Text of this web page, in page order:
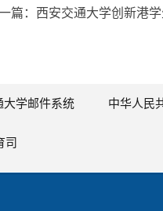
篇：西安交通大学创新港
大学邮件系统 中华人民
司